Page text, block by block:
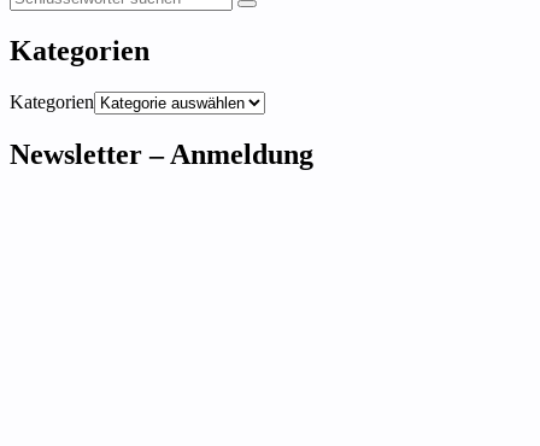
Kategorien
Kategorien
Newsletter – Anmeldung